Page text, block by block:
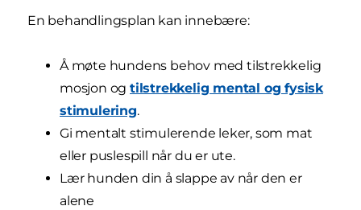
En behandlingsplan kan innebære:
Å møte hundens behov med tilstrekkelig
mosjon og tilstrekkelig mental og fysisk
stimulering.
Gi mentalt stimulerende leker, som mat
eller puslespill når du er ute.
Lær hunden din å slappe av når den er
alene